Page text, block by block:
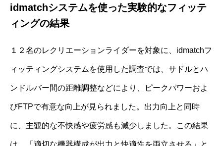
idmatchシステムを使った実験的なフィッテ
ィングの結果
１２名のレクリエーションライダーを対象に、idmatchフ
ィッティングシステムを使用した調査では、サドルとハ
ンドルバー間の距離調整などにより、ピークパワーおよ
びFTPで有意な向上が見られました。出力向上と同時
に、主観的な不快感や疲労感も減少しました。この結果
は、「適切な機器構成が出力と快適性を両立させる」と